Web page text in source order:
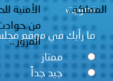
المملكة..
الأمنية
من
المرور .‎‎.
تصويت
ما رأيك في موقع مجلس
ممتاز
جيد جداً